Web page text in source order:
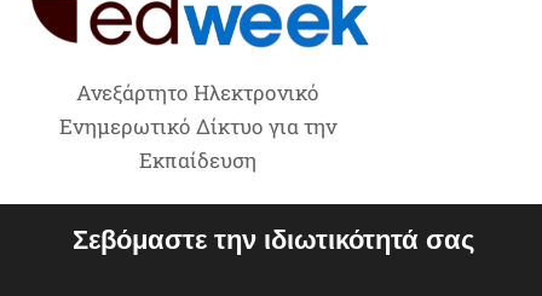
Ανεξάρτητο Ηλεκτρονικό
Ενημερωτικό Δίκτυο για την
Εκπαίδευση
Google News
Σεβόμαστε την ιδιωτικότητά σας